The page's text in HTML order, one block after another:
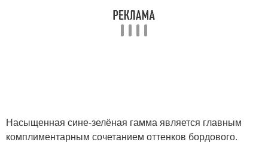
Насыщенная сине-зелёная гамма является главным
комплиментарным сочетанием оттенков бордового.